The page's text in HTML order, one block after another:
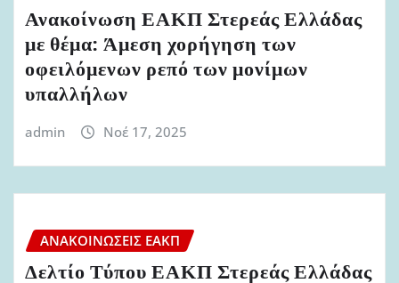
Ανακοίνωση ΕΑΚΠ Στερεάς Ελλάδας
με θέμα: Άμεση χορήγηση των
οφειλόμενων ρεπό των μονίμων
υπαλλήλων
admin Νοέ 17, 2025
ΑΝΑΚΟΙΝΏΣΕΙΣ ΕΑΚΠ
Δελτίο Τύπου ΕΑΚΠ Στερεάς Ελλάδας